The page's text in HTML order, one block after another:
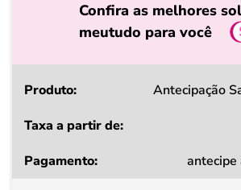
Confira as melhores
meutudo para você
Produto
a
Antecipação